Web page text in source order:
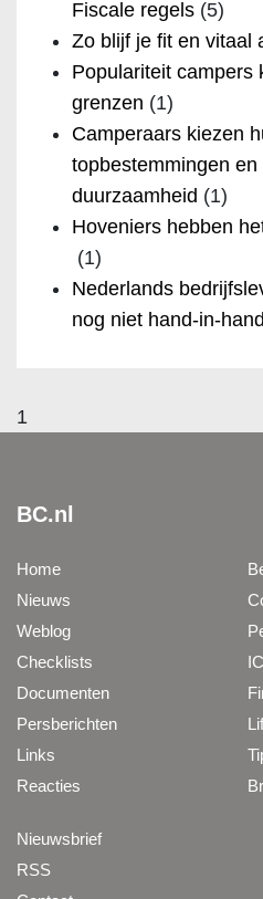
Fiscale regels (5)
Zo blijf je fit en vitaal
Populariteit campers
grenzen (1)
Camperaars kiezen
topbestemmingen
duurzaamheid (1)
Hoveniers hebben
(1)
Nederlands
nog niet hand-in-hand
1
BC.nl
Home
Nieuws
Weblog
Checklists
Documenten
Persberichten
Links
Reacties
Nieuwsbrief
RSS